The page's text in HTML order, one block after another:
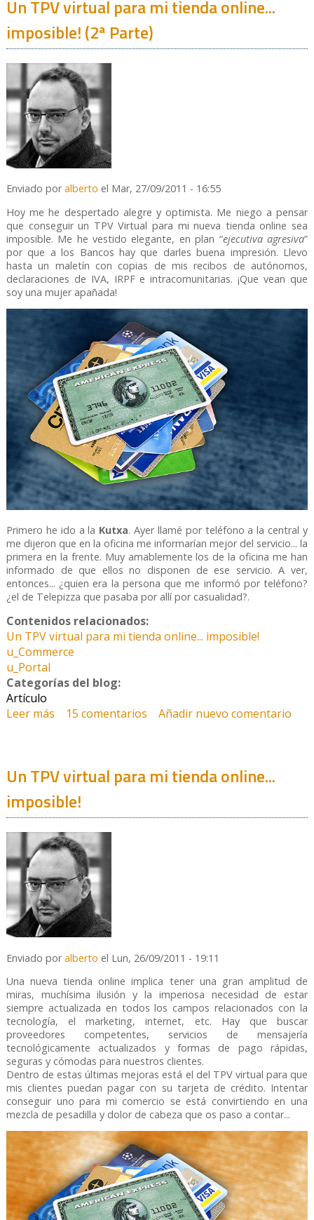
Un TPV virtual para mi tienda online...
imposible! (2ª Parte)
Enviado poralberto el Mar, 27/09/2011 - 16:55
Hoy me he despertado alegre y optimista. Me niego a pensar
que conseguir un TPV Virtual para mi nueva tienda online sea
imposible. Me he vestido elegante, en plan “ejecutiva agresiva”
por que a los Bancos hay que darles buena impresión. Llevo
hasta un maletín con copias de mis recibos de autónomos,
declaraciones de IVA, IRPF e intracomunitarias. ¡Que vean que
soy una mujer apañada!
Primero he ido a la Kutxa. Ayer llamé por teléfono a la central y
me dijeron que en la oficina me informarían mejor del servicio... la
primera en la frente. Muy amablemente los de la oficina me han
informado de que ellos no disponen de ese servicio. A ver,
entonces... ¿quien era la persona que me informó por teléfono?
¿el de Telepizza que pasaba por allí por casualidad?.
Contenidos relacionados:
Un TPV virtual para mi tienda online... imposible!
u_Commerce
u_Portal
Categorías del blog:
Artículo
Leer más sobre Un TPV virtual para mi tienda online...
15 comentarios Añadir nuevo comentario
Un TPV virtual para mi tienda online...
imposible!
Enviado poralberto el Lun, 26/09/2011 - 19:11
Una nueva tienda online implica tener una gran amplitud de
miras, muchísima ilusión y la imperiosa necesidad de estar
siempre actualizada en todos los campos relacionados con la
tecnología, el marketing, internet, etc. Hay que buscar
proveedores competentes, servicios de mensajería
tecnológicamente actualizados y formas de pago rápidas,
seguras y cómodas para nuestros clientes.
Dentro de estas últimas mejoras está el del TPV virtual para que
mis clientes puedan pagar con su tarjeta de crédito. Intentar
conseguir uno para mi comercio se está convirtiendo en una
mezcla de pesadilla y dolor de cabeza que os paso a contar...